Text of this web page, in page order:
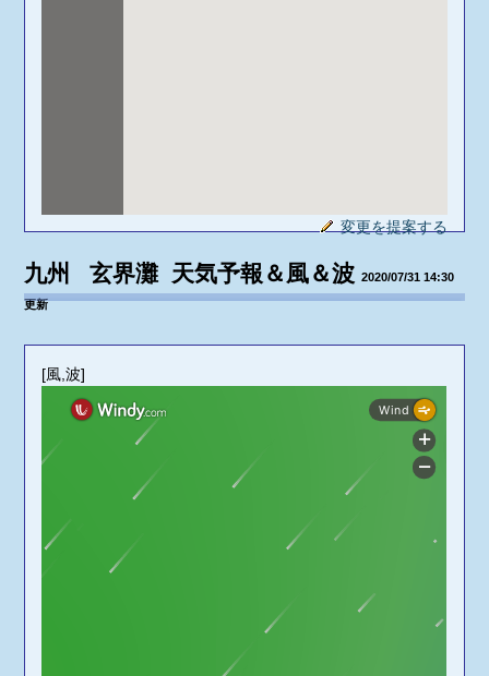
変更を提案する
九州 玄界灘 天気予報＆風＆波2020/07/31 14:30
更新
[風,波]